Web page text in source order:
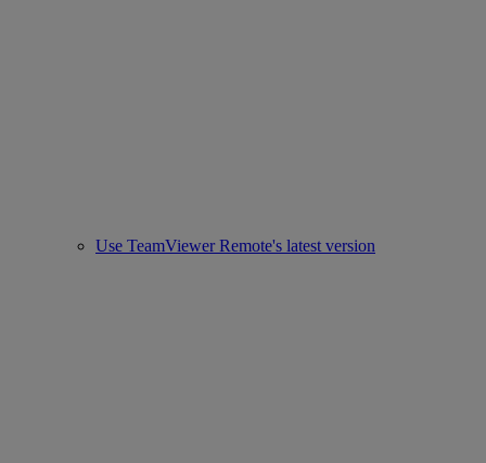
Use TeamViewer Remote's latest version